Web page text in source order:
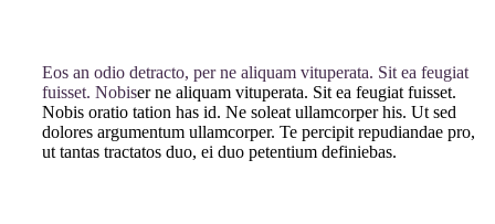
Eos an odio detracto, per ne aliquam vituperata. Sit ea feugiat
fuisset. Nobiser ne aliquam vituperata. Sit ea feugiat fuisset.
Nobis oratio tation has id. Ne soleat ullamcorper his. Ut sed
dolores argumentum ullamcorper. Te percipit repudiandae pro,
ut tantas tractatos duo, ei duo petentium definiebas.